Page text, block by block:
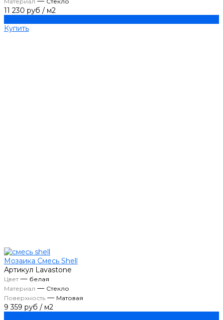
11 230 руб / м2
Купить
Мозаика Смесь Shell
Артикул Lavastone
Цвет— белая
Материал — Стекло
Поверхность — Матовая
9 359 руб / м2